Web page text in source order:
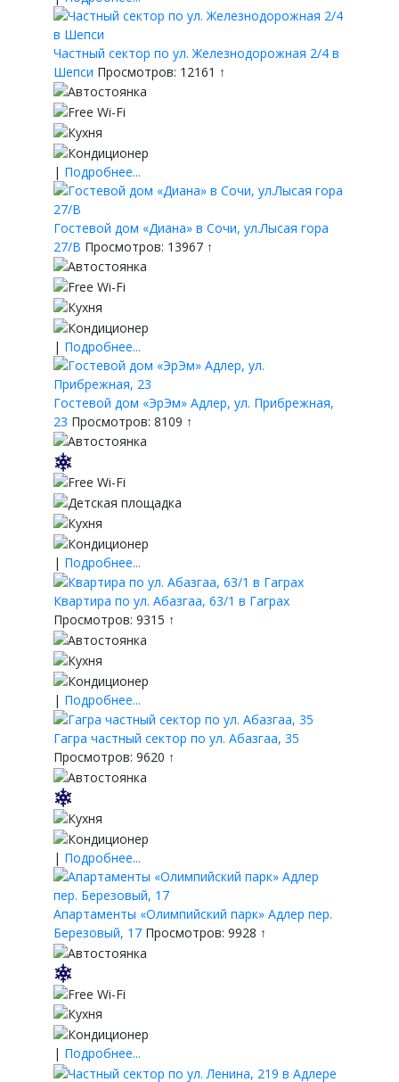
Частный сектор по ул. Железнодорожная 2/4 в
Шепси Просмотров: 12161 ↑
| Подробнее...
Гостевой дом «Диана» в Сочи, ул.Лысая гора
27/В Просмотров: 13967 ↑
| Подробнее...
Гостевой дом «ЭрЭм» Адлер, ул. Прибрежная,
23 Просмотров: 8109 ↑
| Подробнее...
Квартира по ул. Абазгаа, 63/1 в Гаграх
Просмотров: 9315 ↑
| Подробнее...
Гагра частный сектор по ул. Абазгаа, 35
Просмотров: 9620 ↑
| Подробнее...
Апартаменты «Олимпийский парк» Адлер пер.
Березовый, 17 Просмотров: 9928 ↑
| Подробнее...